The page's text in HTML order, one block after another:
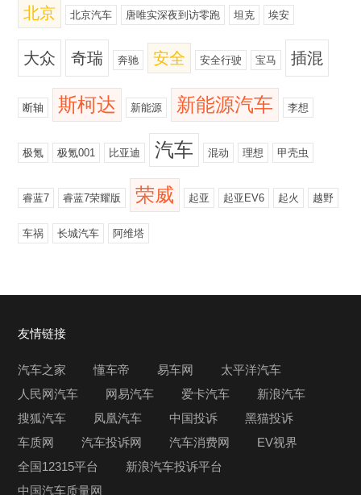
北京 北京汽车 唐唯实深夜到访零跑 坦克 埃安
大众 奇瑞 奔驰 安全 安全行驶 宝马 插混
断轴 斯柯达 新能源 新能源汽车 李想
极氪 极氪001 比亚迪 汽车 混动 理想 甲壳虫
睿蓝7 睿蓝7荣耀版 荣威 起亚 起亚EV6 起火 越野
车祸 长城汽车 阿维塔
友情链接
汽车之家 懂车帝 易车网
太平洋汽车
人民网汽车
网易汽车 爱卡汽车
新浪汽车
搜狐汽车
凤凰汽车 中国投诉
黑猫投诉
车质网
汽车投诉网 汽车消费网
EV视界
全国12315平台
新浪汽车投诉平台
中国汽车质量网